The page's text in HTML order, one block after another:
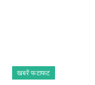
खबरें फटाफट